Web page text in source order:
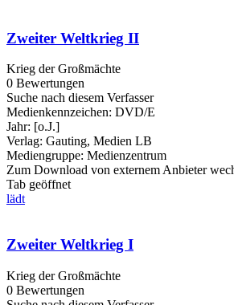
Zweiter Weltkrieg II
Krieg der Großmächte
0 Bewertungen
Suche nach diesem Verfasser
Medienkennzeichen: DVD/E
Jahr: [o.J.]
Verlag: Gauting, Medien LB
Mediengruppe: Medienzentrum
Zum Download von externem Anbieter
Tab geöffnet
lädt
Zweiter Weltkrieg I
Krieg der Großmächte
0 Bewertungen